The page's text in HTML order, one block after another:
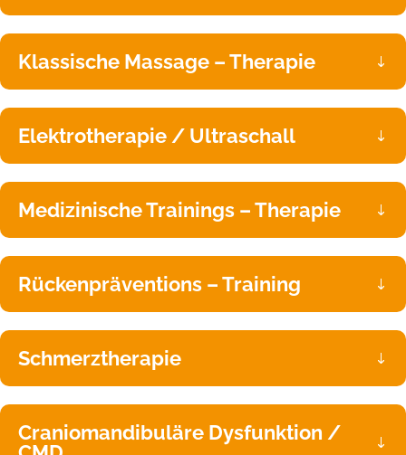
Klassische Massage – Therapie
Elektrotherapie / Ultraschall
Medizinische Trainings – Therapie
Rückenpräventions – Training
Schmerztherapie
Craniomandibuläre Dysfunktion /